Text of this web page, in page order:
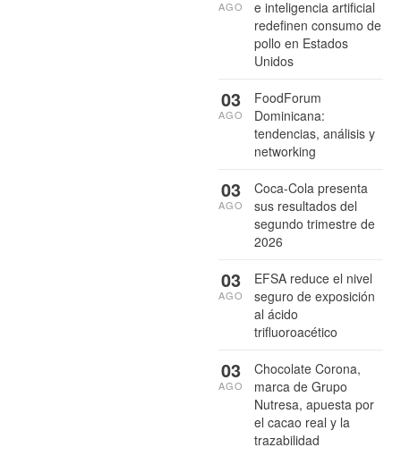
e inteligencia artificial
redefinen consumo de
pollo en Estados
Unidos
AGO
FoodForum
Dominicana:
tendencias, análisis y
networking
03
AGO
Coca-Cola presenta
sus resultados del
segundo trimestre de
2026
03
AGO
EFSA reduce el nivel
seguro de exposición
al ácido
trifluoroacético
03
AGO
Chocolate Corona,
marca de Grupo
Nutresa, apuesta por
el cacao real y la
trazabilidad
03
AGO